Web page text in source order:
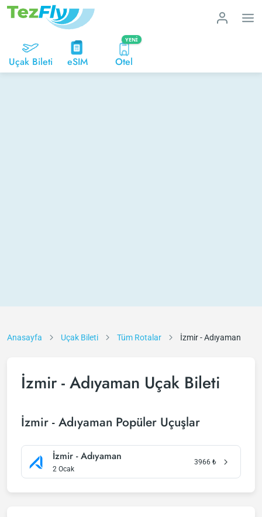
Uçak Bileti eSIM
YENI
Otel
Anasayfa Uçak Bileti Tüm Rotalar İzmir - Adıyaman
İzmir - Adıyaman Uçak Bileti
İzmir - Adıyaman Popüler Uçuşlar
İzmir - Adıyaman
2 Ocak
3966 ₺